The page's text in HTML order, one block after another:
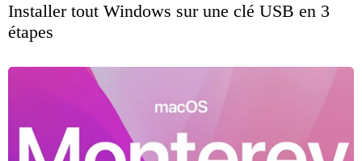
Installer tout Windows sur une clé USB en 3
étapes